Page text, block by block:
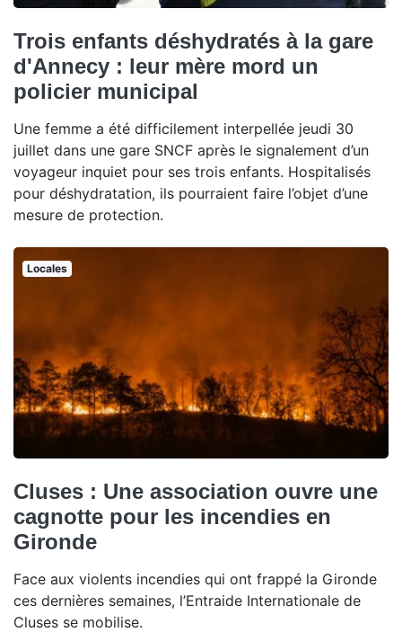
Trois enfants déshydratés à la gare
d'Annecy : leur mère mord un
policier municipal
Une femme a été difficilement interpellée jeudi 30
juillet dans une gare SNCF après le signalement d’un
voyageur inquiet pour ses trois enfants. Hospitalisés
pour déshydratation, ils pourraient faire l’objet d’une
mesure de protection.
Locales
Cluses : Une association ouvre une
cagnotte pour les incendies en
Gironde
Face aux violents incendies qui ont frappé la Gironde
ces dernières semaines, l’Entraide Internationale de
Cluses se mobilise.